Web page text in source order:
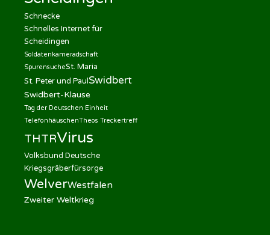
Schnecke
Schnelles Internet für
Scheidingen
Soldatenkameradschaft
SpurensucheSt. Maria
St. Peter und PaulSwidbert
Swidbert-Klause
Tag der Deutschen Einheit
TelefonhäuschenTheos Treckertreff
THTRVirus
Volksbund Deutsche
Kriegsgräberfürsorge
WelverWestfalen
Zweiter Weltkrieg